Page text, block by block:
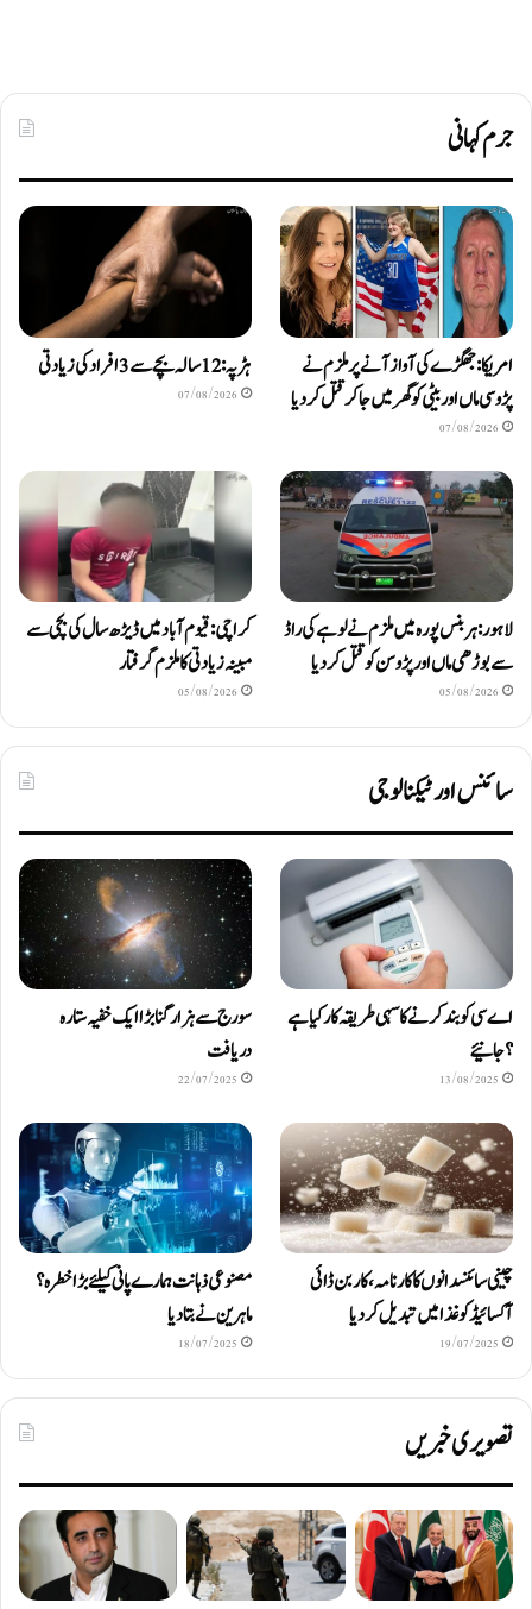
جرم کہانی
امریکا: جھگڑے کی آواز آنے پر ملزم نے
پڑوسی ماں اور بیٹی کو گھر میں جا کر قتل کر دیا
07/08/2026
ہڑپہ: 12 سالہ بچے سے 3 افراد کی زیادتی
07/08/2026
لاہور: ہربنس پورہ میں ملزم نے لوہے کی راڈ
سے بوڑھی ماں اور پڑوسن کو قتل کر دیا
05/08/2026
کراچی: قیوم آباد میں ڈیڑھ سال کی بچی سے
مبینہ زیادتی کا ملزم گرفتار
05/08/2026
سائنس اور ٹیکنالوجی
اے سی کو بند کرنے کا سہی طریقہ کار کیا ہے
؟ جانیئے
13/08/2025
سورج سے ہزار گنا بڑا ایک خفیہ ستارہ
دریافت
22/07/2025
چینی سائنسدانوں کا کارنامہ، کاربن ڈائی
آکسائیڈ کو غذا میں تبدیل کردیا
19/07/2025
مصنوعی ذہانت ہمارے پانی کیلئے بڑا خطرہ؟
ماہرین نے بتا دیا
18/07/2025
تصویری خبریں